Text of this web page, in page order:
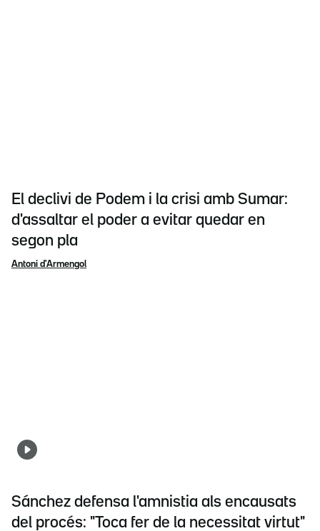
El declivi de Podem i la crisi amb Sumar:
d'assaltar el poder a evitar quedar en
segon pla
Antoni d'Armengol
Sánchez defensa l'amnistia als encausats
del procés: "Toca fer de la necessitat virtut"